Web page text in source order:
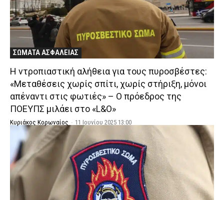
ΣΩΜΑΤΑ ΑΣΦΑΛΕΙΑΣ
Η ντροπιαστική αλήθεια για τους πυροσβέστες:
«Μεταθέσεις χωρίς σπίτι, χωρίς στήριξη, μόνοι
απέναντι στις φωτιές» – Ο πρόεδρος της
ΠΟΕΥΠΣ μιλάει στο «L&O»
Κυριάκος Κορωναίος - 11 Ιουνίου 2025 13:00